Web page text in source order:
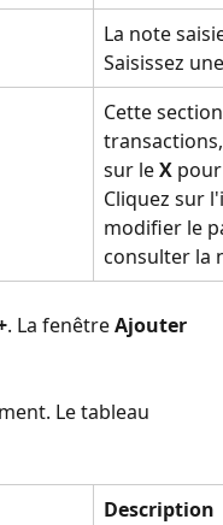
La note
Saisissez
Cette
sur le X
Cliquez sur
modifier le
consulter la
. La fenêtre Ajouter
Le tableau
Description